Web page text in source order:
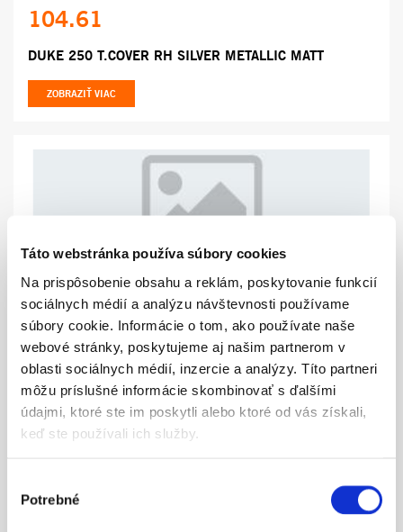
Táto webstránka používa súbory cookies
Na prispôsobenie obsahu a reklám, poskytovanie funkcií
sociálnych médií a analýzu návštevnosti používame
súbory cookie. Informácie o tom, ako používate naše
webové stránky, poskytujeme aj našim partnerom v
oblasti sociálnych médií, inzercie a analýzy. Títo partneri
môžu príslušné informácie skombinovať s ďalšími
údajmi, ktoré ste im poskytli alebo ktoré od vás získali,
keď ste používali ich služby.
súhlasu
Potrebné
104.61
DUKE 250 T.COVER RH SILVER METALLIC MATT
ZOBRAZIŤ VIAC
92.00
BRAKE DISC REAR 220MM 16
ZOBRAZIŤ VIAC